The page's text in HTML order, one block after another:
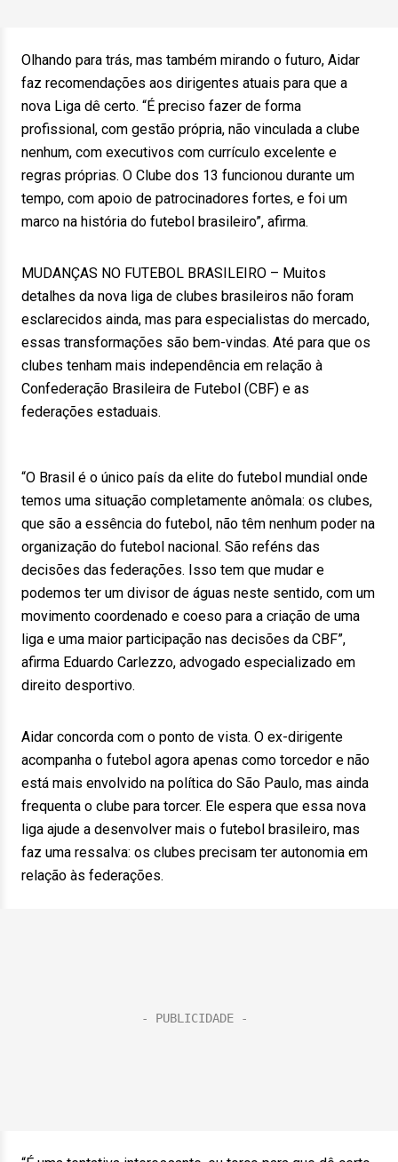
Olhando para trás, mas também mirando o futuro, Aidar
faz recomendações aos dirigentes atuais para que a
nova Liga dê certo. “É preciso fazer de forma
profissional, com gestão própria, não vinculada a clube
nenhum, com executivos com currículo excelente e
regras próprias. O Clube dos 13 funcionou durante um
tempo, com apoio de patrocinadores fortes, e foi um
marco na história do futebol brasileiro”, afirma.
MUDANÇAS NO FUTEBOL BRASILEIRO – Muitos
detalhes da nova liga de clubes brasileiros não foram
esclarecidos ainda, mas para especialistas do mercado,
essas transformações são bem-vindas. Até para que os
clubes tenham mais independência em relação à
Confederação Brasileira de Futebol (CBF) e as
federações estaduais.
“O Brasil é o único país da elite do futebol mundial onde
temos uma situação completamente anômala: os clubes,
que são a essência do futebol, não têm nenhum poder na
organização do futebol nacional. São reféns das
decisões das federações. Isso tem que mudar e
podemos ter um divisor de águas neste sentido, com um
movimento coordenado e coeso para a criação de uma
liga e uma maior participação nas decisões da CBF”,
afirma Eduardo Carlezzo, advogado especializado em
direito desportivo.
Aidar concorda com o ponto de vista. O ex-dirigente
acompanha o futebol agora apenas como torcedor e não
está mais envolvido na política do São Paulo, mas ainda
frequenta o clube para torcer. Ele espera que essa nova
liga ajude a desenvolver mais o futebol brasileiro, mas
faz uma ressalva: os clubes precisam ter autonomia em
relação às federações.